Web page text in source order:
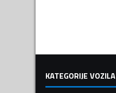
KATEGORIJE VOZILA